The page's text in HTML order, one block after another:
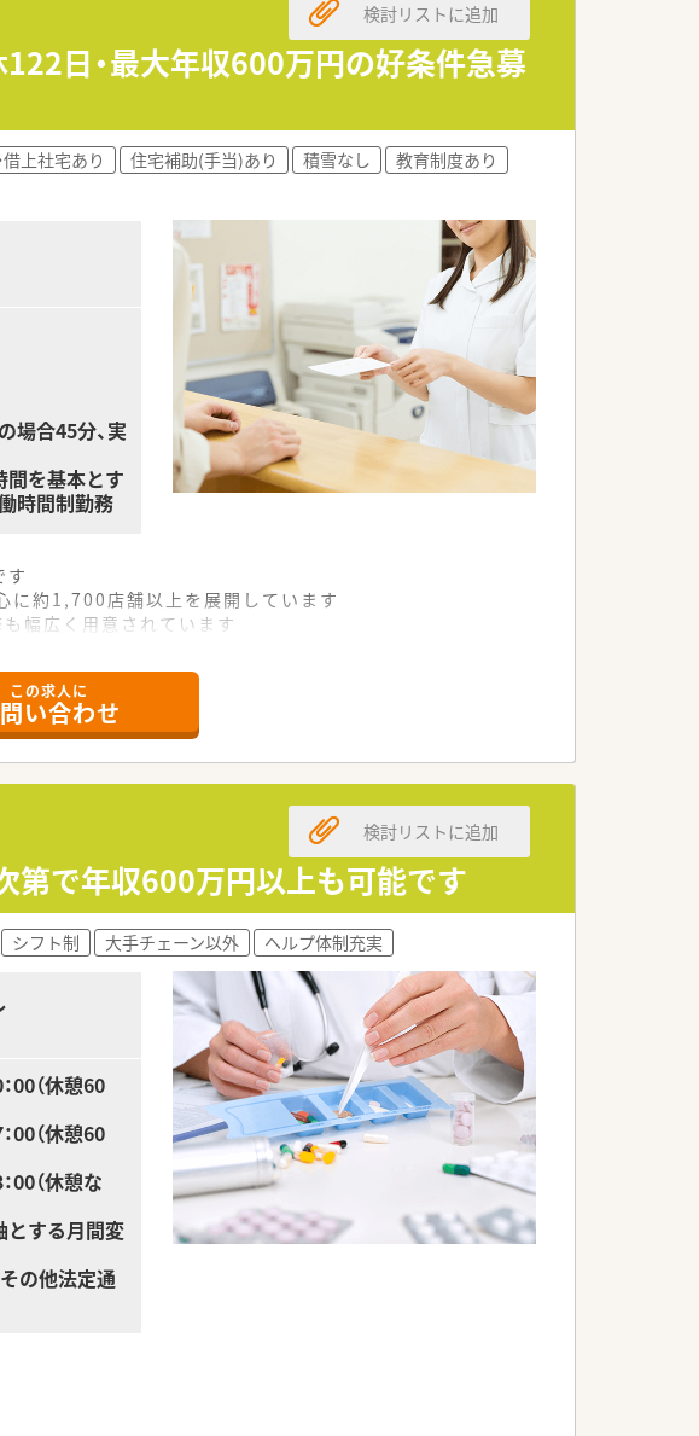
ります。
122日・最大年収600万円の好条件急募
検討リストに追加
借上社宅あり 住宅補助(手当)あり 積雪なし
教育制度あり
合45分、実
を基本とす
時間制勤務
す
に約1,700店舗以上を展開しています
幅広く用意されています
できます
調剤特化型店舗」など様々な店舗を運営しています
菌調剤室は業界最多の51店舗設置しています
」等を取得し一人ひとりが働きやすい環境が整備されて
す
この求人に
い合わせ
で年収600万円以上も可能です
検討リストに追加
シフト制 大手チェーン以外 ヘルプ体制充実
（休憩60
（休憩60
（休憩な
する月間変
の他法定通